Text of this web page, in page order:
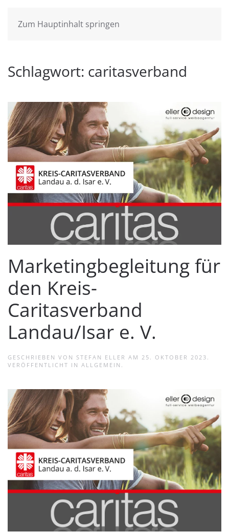
Zum Hauptinhalt springen
Schlagwort: caritasverband
Marketingbegleitung für
den Kreis-
Caritasverband
Landau/Isar e. V.
GESCHRIEBEN VON STEFAN ELLER AM 25. OKTOBER 2023
VERÖFFENTLICHT IN ALLGEMEIN